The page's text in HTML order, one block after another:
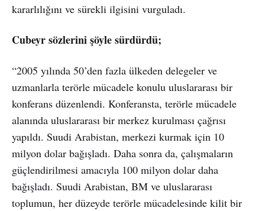
kararlılığını ve sürekli ilgisini vurguladı.
Cubeyr sözlerini şöyle sürdürdü;
“2005 yılında 50’den fazla ülkeden delegeler ve
uzmanlarla terörle mücadele konulu uluslararası bir
konferans düzenlendi. Konferansta, terörle mücadele
alanında uluslararası bir merkez kurulması çağrısı
yapıldı. Suudi Arabistan, merkezi kurmak için 10
milyon dolar bağışladı. Daha sonra da, çalışmaların
güçlendirilmesi amacıyla 100 milyon dolar daha
bağışladı. Suudi Arabistan, BM ve uluslararası
toplumun, her düzeyde terörle mücadelesinde kilit bir